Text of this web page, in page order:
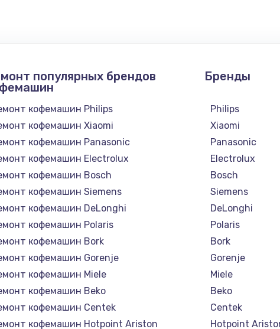
популярных брендов
кофемашин Philips
кофемашин Xiaomi
кофемашин Panasonic
кофемашин Electrolux
кофемашин Bosch
кофемашин Siemens
кофемашин DeLonghi
кофемашин Polaris
кофемашин Bork
кофемашин Gorenje
кофемашин Miele
кофемашин Beko
кофемашин Centek
кофемашин Hotpoint Ariston
Бренды
Philips
Xiaomi
Panasonic
Electrolux
Bosch
Siemens
DeLonghi
Polaris
Bork
Gorenje
Miele
Beko
Centek
Hotpoint